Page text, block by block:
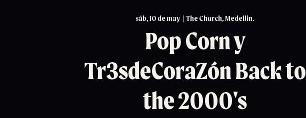
sáb, 10 de may
  |
The Church, Medellin.
Pop Corn y
Tr3sdeCoraZón Back to
the 2000's